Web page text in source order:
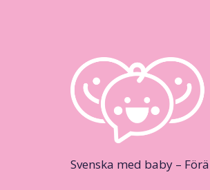
Svenska med baby –